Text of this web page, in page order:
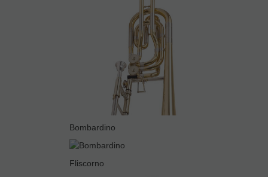
Bombardino
Fliscorno